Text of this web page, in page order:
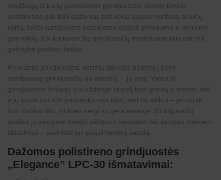
medžiagų iš kurių gaminamos grindjuostės, didelio tankio
polistirenas gali būti dažomas bet kokia spalva neribotą skaičių
kartų, todėl vartotojams suteikiama begalė pritaikymo ir derinimo
galimybių
. Kai kuriuose šių grindjuosčių modeliuose taip pat yra
galimybė paslėpti laidus.
Renkantis grindjuostes, vertėtu atkreipti dėmesį į bene
svarbiausią grindjuosčių parametrą – jų plotį. Viena iš
grindjuostės funkcijų yra uždengti tarpelį tarp grindų ir sienos, tad
ir jų storis turi būti pasirenkamas toks, kad tai atliktų – jei norite
būti visiškai tikri, rinkitės netgi su gera atsarga. Grindjuosčių
aukštis jų įrengime didelio skirtumo nesudaro tai daugiau interjero
klausimas – parinkite jas pagal bendrą vaizdą.
Dažomos polistireno grindjuostės
„Elegance” LPC-30 išmatavimai: